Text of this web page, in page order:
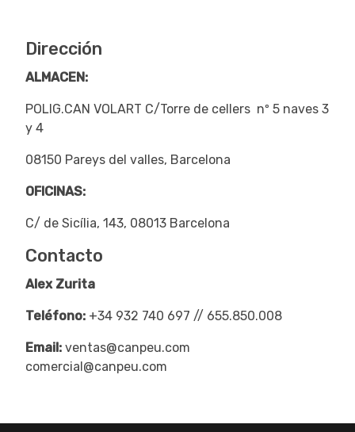
Dirección
ALMACEN:
POLIG.CAN VOLART C/Torre de cellers nº 5 naves 3
y 4
08150 Pareys del valles, Barcelona
OFICINAS:
C/ de Sicília, 143, 08013 Barcelona
Contacto
Alex Zurita
Teléfono: +34 932 740 697 // 655.850.008
Email: ventas@canpeu.com
comercial@canpeu.com